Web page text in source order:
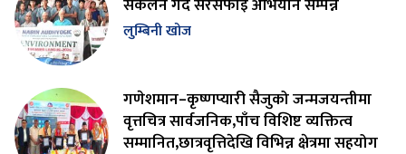
लुम्बिनी खोज
गणेशमान–कृष्णप्यारी सैजुको जन्मजयन्तीमा
वृत्तचित्र सार्वजनिक,पाँच विशिष्ट व्यक्तित्व
सम्मानित,छात्रवृत्तिदेखि विभिन्न क्षेत्रमा सहयोग